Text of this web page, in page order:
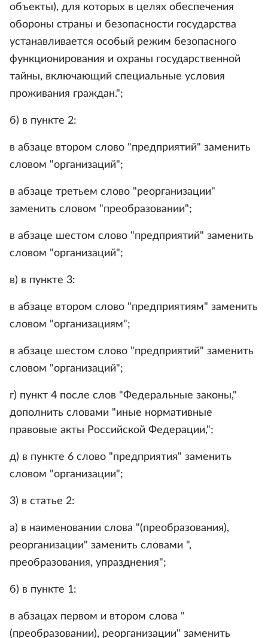
объекты), для которых в целях обеспечения
обороны страны и безопасности государства
устанавливается особый режим безопасного
функционирования и охраны государственной
тайны, включающий специальные условия
проживания граждан.";
б) в пункте 2:
в абзаце втором слово "предприятий" заменить
словом "организаций";
в абзаце третьем слово "реорганизации"
заменить словом "преобразовании";
в абзаце шестом слово "предприятий" заменить
словом "организаций";
в) в пункте 3:
в абзаце втором слово "предприятиям" заменить
словом "организациям";
в абзаце шестом слово "предприятий" заменить
словом "организаций";
г) пункт 4 после слов "Федеральные законы,"
дополнить словами "иные нормативные
правовые акты Российской Федерации,";
д) в пункте 6 слово "предприятия" заменить
словом "организации";
3) в статье 2:
а) в наименовании слова "(преобразования),
реорганизации" заменить словами ",
преобразования, упразднения";
б) в пункте 1:
в абзацах первом и втором слова "
(преобразовании), реорганизации" заменить